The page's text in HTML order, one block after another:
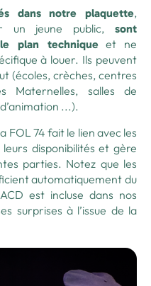
dans notre plaquette,
un jeune public, sont
plan techniqueet ne
à louer. Ils peuvent
(écoles, crèches, centres
Maternelles, salles de
...).
FOL 74 fait le lien avec les
disponibilités et gère
parties. Notez que les
automatiquement du
est incluse dans nos
surprises à l’issue de la